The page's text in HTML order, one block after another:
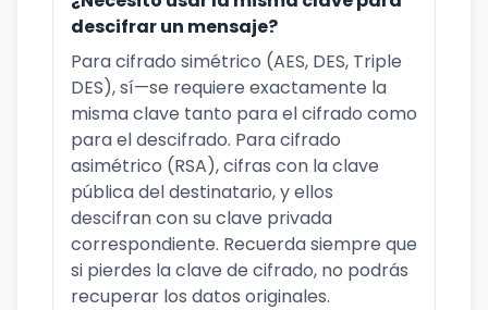
descifrar un mensaje?
Para cifrado simétrico (AES, DES, Triple
DES), sí—se requiere exactamente la
misma clave tanto para el cifrado como
para el descifrado. Para cifrado
asimétrico (RSA), cifras con la clave
pública del destinatario, y ellos
descifran con su clave privada
correspondiente. Recuerda siempre que
si pierdes la clave de cifrado, no podrás
recuperar los datos originales.